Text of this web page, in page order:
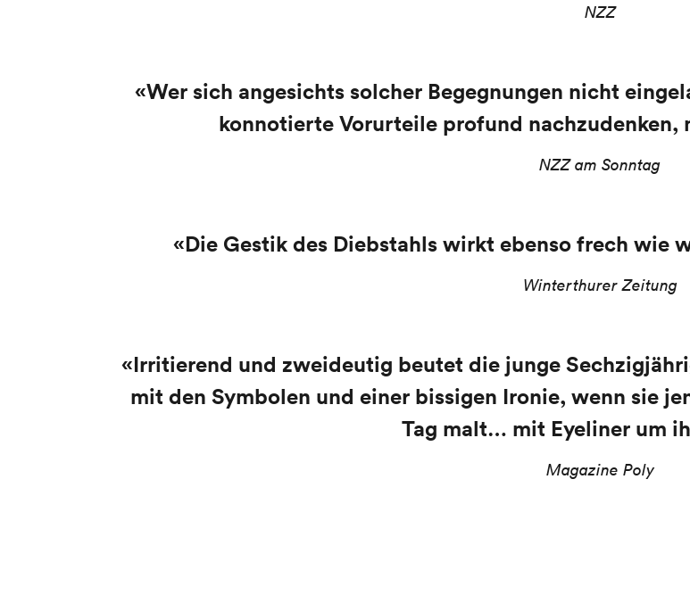
NZZ
«Wer sich angesichts solcher Begegnungen nicht
konnotierte Vorurteile profund nachzudenken,
NZZ am Sonntag
«Die Gestik des Diebstahls wirkt ebenso frech wie
Winterthurer Zeitung
«Irritierend und zweideutig beutet die junge
mit den Symbolen und einer bissigen Ironie, wenn sie
Tag malt… mit Eyeliner um
Magazine Poly